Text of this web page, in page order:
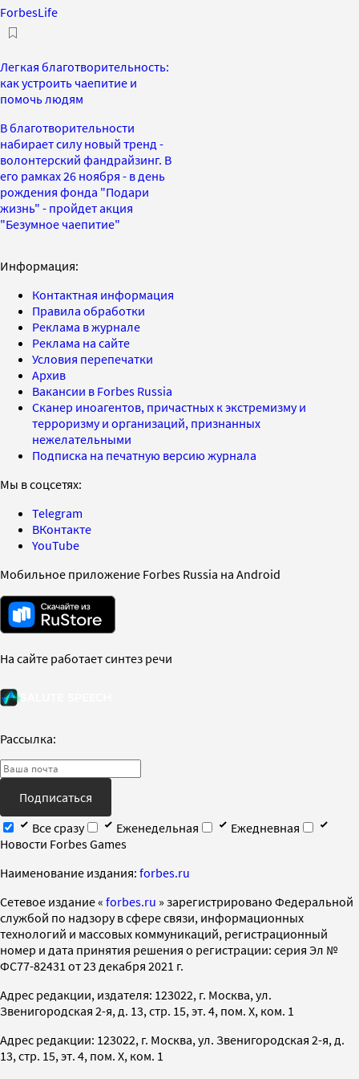
ForbesLife
Легкая благотворительность:
как устроить чаепитие и
помочь людям
В благотворительности
набирает силу новый тренд -
волонтерский фандрайзинг. В
его рамках 26 ноября - в день
рождения фонда "Подари
жизнь" - пройдет акция
"Безумное чаепитие"
Информация:
Контактная информация
Правила обработки
Реклама в журнале
Реклама на сайте
Условия перепечатки
Архив
Вакансии в Forbes Russia
Сканер иноагентов, причастных к экстремизму и
терроризму и организаций, признанных
нежелательными
Подписка на печатную версию журнала
Мы в соцсетях:
Telegram
ВКонтакте
YouTube
Мобильное приложение Forbes Russia на Android
На сайте работает синтез речи
Рассылка:
Подписаться
Все сразу
Еженедельная
Ежедневная
Новости Forbes Games
Наименование издания: forbes.ru
Cетевое издание « forbes.ru » зарегистрировано Федеральной
службой по надзору в сфере связи, информационных
технологий и массовых коммуникаций, регистрационный
номер и дата принятия решения о регистрации: серия Эл №
ФС77-82431 от 23 декабря 2021 г.
Адрес редакции, издателя: 123022, г. Москва, ул.
Звенигородская 2-я, д. 13, стр. 15, эт. 4, пом. X, ком. 1
Адрес редакции: 123022, г. Москва, ул. Звенигородская 2-я, д.
13, стр. 15, эт. 4, пом. X, ком. 1